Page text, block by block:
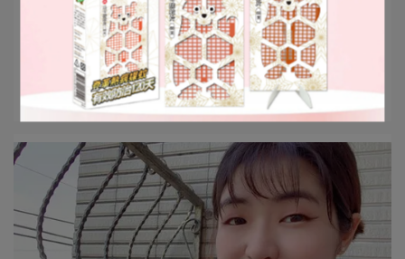
想要有效消滅螞蟻？快用滅蟻佳螞蟻餌劑，
中西化學除蟻專家！滅蟻佳螞蟻餌劑打擊螞
蟻不費力
滅蟻佳螞蟻餌劑 點我購買 嗨～大⋯
閱讀更多 ->